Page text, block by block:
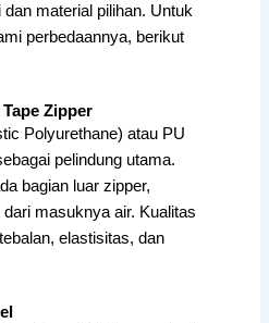
material pilihan. Untuk
perbedaannya, berikut
Zipper
Polyurethane) atau PU
pelindung utama.
bagian luar zipper,
masuknya air. Kualitas
elastisitas, dan